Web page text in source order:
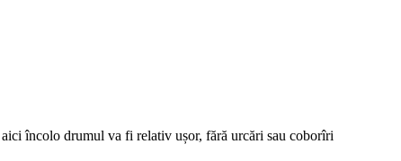
încolo drumul va fi relativ ușor, fără urcări sau coborîri